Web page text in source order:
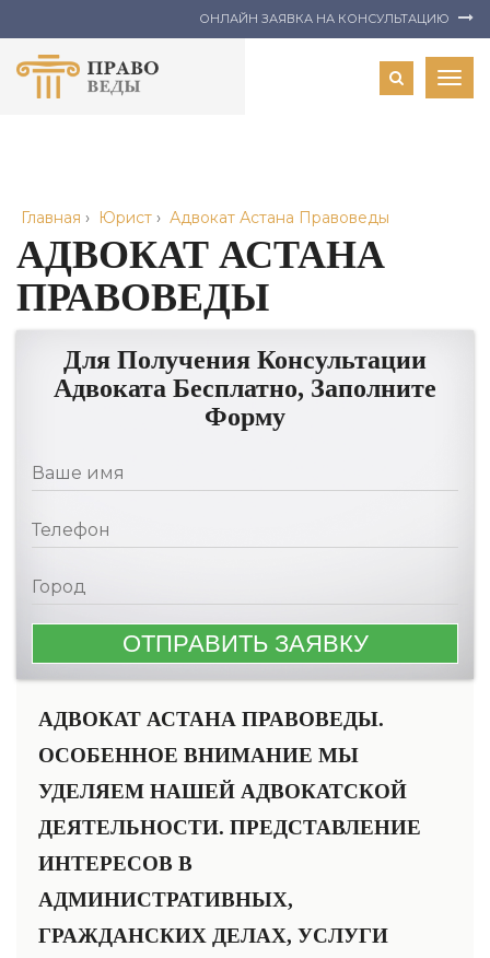
ОНЛАЙН ЗАЯВКА НА КОНСУЛЬТАЦИЮ
Главная › Юрист › Адвокат Астана Правоведы
АДВОКАТ АСТАНА
ПРАВОВЕДЫ
Для Получения Консультации
Адвоката Бесплатно, Заполните
Форму
АДВОКАТ АСТАНА ПРАВОВЕДЫ.
ОСОБЕННОЕ ВНИМАНИЕ МЫ
УДЕЛЯЕМ НАШЕЙ АДВОКАТСКОЙ
ДЕЯТЕЛЬНОСТИ. ПРЕДСТАВЛЕНИЕ
ИНТЕРЕСОВ В
АДМИНИСТРАТИВНЫХ,
ГРАЖДАНСКИХ ДЕЛАХ, УСЛУГИ